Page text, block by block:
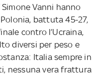
Simone Vanni hanno
battuta 45-27,
contro l’Ucraina,
diversi per peso e
Italia sempre in
nessuna vera frattura